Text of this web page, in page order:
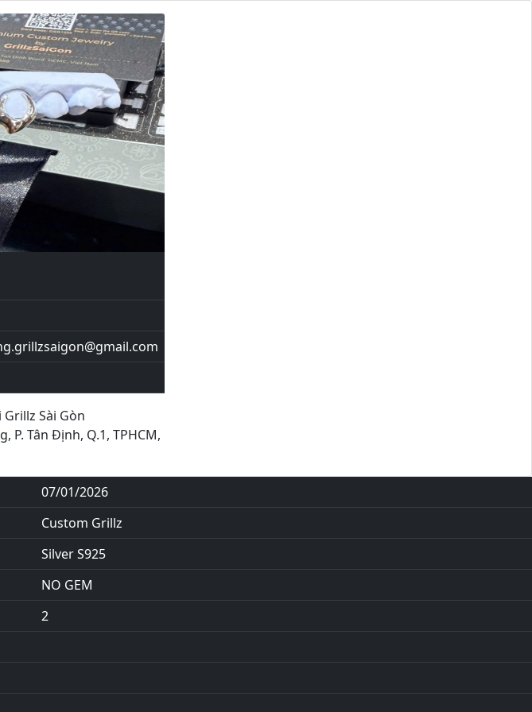
Sài Gòn
P. Tân Định, Q.1, TPHCM,
07/01/2026
Custom Grillz
Silver S925
NO GEM
2